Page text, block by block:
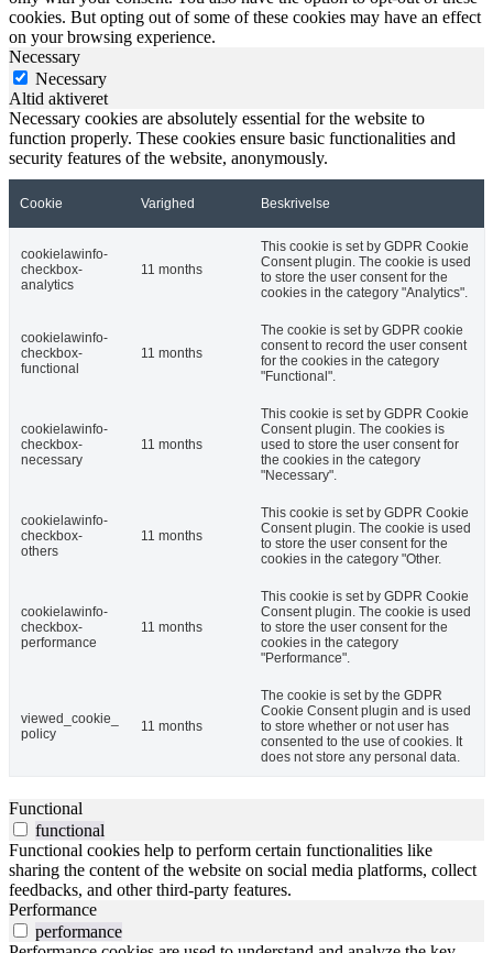
cookies. But opting out of some of these cookies may have an effect
on your browsing experience.
Necessary
Necessary
Altid aktiveret
Necessary cookies are absolutely essential for the website to
function properly. These cookies ensure basic functionalities and
security features of the website, anonymously.
Cookie Varighed Beskrivelse
cookielawinfo-
checkbox-
analytics
11 months
This cookie is set by GDPR Cookie
Consent plugin. The cookie is used
to store the user consent for the
cookies in the category "Analytics".
cookielawinfo-
checkbox-
functional
11 months
The cookie is set by GDPR cookie
consent to record the user consent
for the cookies in the category
"Functional".
cookielawinfo-
checkbox-
necessary
11 months
This cookie is set by GDPR Cookie
Consent plugin. The cookies is
used to store the user consent for
the cookies in the category
"Necessary".
cookielawinfo-
checkbox-
others
11 months
This cookie is set by GDPR Cookie
Consent plugin. The cookie is used
to store the user consent for the
cookies in the category "Other.
cookielawinfo-
checkbox-
performance
11 months
This cookie is set by GDPR Cookie
Consent plugin. The cookie is used
to store the user consent for the
cookies in the category
"Performance".
viewed_cookie_
policy
11 months
The cookie is set by the GDPR
Cookie Consent plugin and is used
to store whether or not user has
consented to the use of cookies. It
does not store any personal data.
Functional
functional
Functional cookies help to perform certain functionalities like
sharing the content of the website on social media platforms, collect
feedbacks, and other third-party features.
Performance
performance